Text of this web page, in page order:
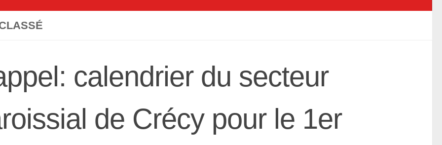
calendrier du secteur
de Crécy pour le 1er